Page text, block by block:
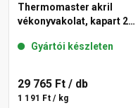
Thermomaster akril
vékonyvakolat, kapart 2
Gyártói készleten
29 765 Ft / db
1 191 Ft / kg